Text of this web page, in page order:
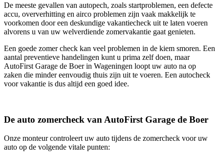
De meeste gevallen van autopech, zoals startproblemen, een defecte
accu, oververhitting en airco problemen zijn vaak makkelijk te
voorkomen door een deskundige vakantiecheck uit te laten voeren
alvorens u van uw welverdiende zomervakantie gaat genieten.
Een goede zomer check kan veel problemen in de kiem smoren. Een
aantal preventieve handelingen kunt u prima zelf doen, maar
AutoFirst Garage de Boer in Wageningen loopt uw auto na op
zaken die minder eenvoudig thuis zijn uit te voeren. Een autocheck
voor vakantie is dus altijd een goed idee.
De auto zomercheck van AutoFirst Garage de Boer
Onze monteur controleert uw auto tijdens de zomercheck voor uw
auto op de volgende vitale punten: